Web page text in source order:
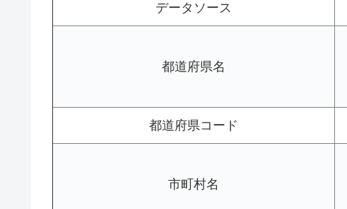
データソース
都道府県名
都道府県コード
市町村名